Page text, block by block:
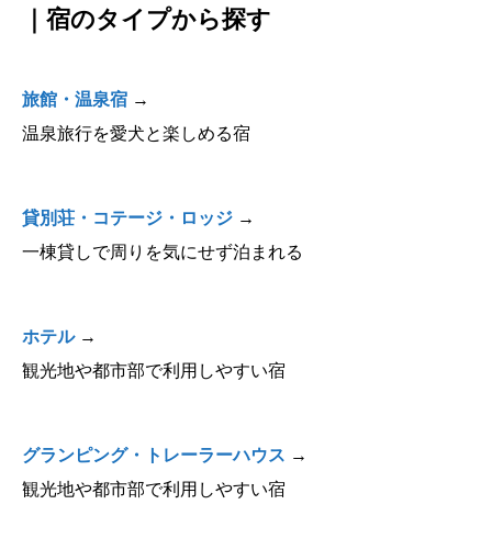
｜宿のタイプから探す
旅館・ 温泉宿 →
温泉旅行を愛犬と楽しめる宿
貸別荘・コテージ・ロッジ →
一棟貸しで周りを気にせず泊まれる
ホテル→
観光地や都市部で利用しやすい宿
グランピング・トレーラーハウス →
観光地や都市部で利用しやすい宿